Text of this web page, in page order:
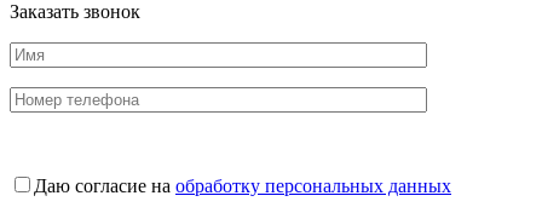
Заказать звонок
Даю согласие на обработку персональных данных